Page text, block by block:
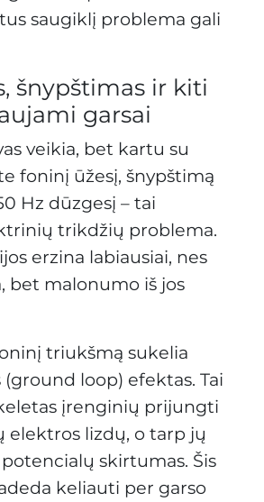
saugiklį problema gali
šnypštimas ir kiti
garsai
veikia, bet kartu su
foninį ūžesį, šnypštimą
Hz dūzgesį – tai
trikdžių problema.
erzina labiausiai, nes
bet malonumo iš jos
triukšmą sukelia
loop) efektas. Tai
įrenginių prijungti
elektros lizdų, o tarp jų
skirtumas. Šis
keliauti per garso